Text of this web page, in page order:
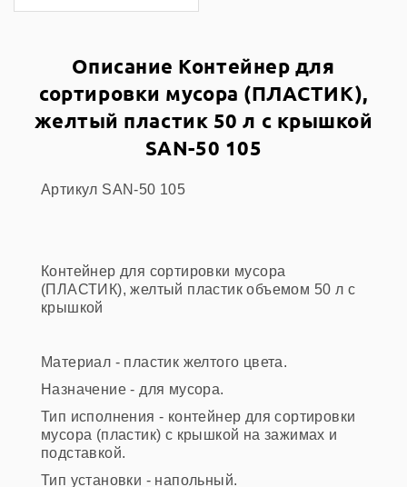
Описание Контейнер для
сортировки мусора (ПЛАСТИК),
желтый пластик 50 л с крышкой
SAN-50 105
Артикул SAN-50 105
Контейнер для сортировки мусора
(ПЛАСТИК), желтый пластик объемом 50 л с
крышкой
Материал - пластик желтого цвета.
Назначение - для мусора.
Тип исполнения - контейнер для сортировки
мусора (пластик) с крышкой на зажимах и
подставкой.
Тип установки - напольный.